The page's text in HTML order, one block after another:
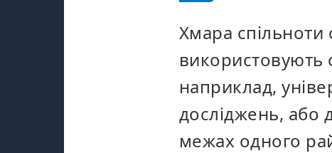
Хмара спільноти
використовують
наприклад,
досліджень, або
межах одного